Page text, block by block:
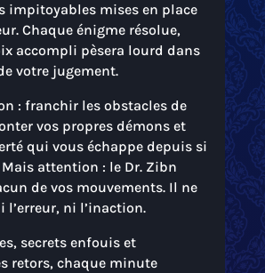
impitoyables mises en place
Chaque énigme résolue,
accompli pèsera lourd dans
votre jugement.
: franchir les obstacles de
vos propres démons et
qui vous échappe depuis si
attention : le Dr. Zibn
de vos mouvements. Il ne
l’erreur, ni l’inaction.
secrets enfouis et
retors, chaque minute